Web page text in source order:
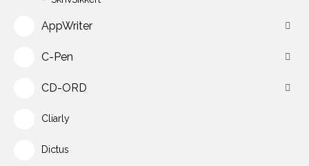
AppWriter
C-Pen
CD-ORD
Cliarly
Dictus